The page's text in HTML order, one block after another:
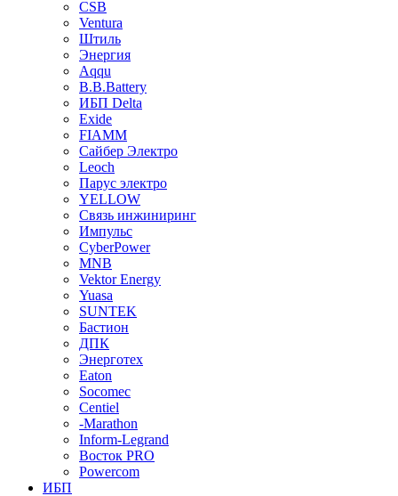
CSB
Ventura
Штиль
Энергия
Aqqu
B.B.Bаttery
ИБП Delta
Exide
FIAMM
Сайбер Электро
Leoch
Парус электро
YELLOW
Связь инжиниринг
Импульс
CyberPower
MNB
Vektor Energy
Yuasa
SUNTEK
Бастион
ДПК
Энерготех
Eaton
Socomec
Centiel
-Marathon
Inform-Legrand
Восток PRO
Powercom
ИБП